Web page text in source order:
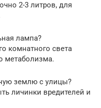
2-3 литров, для
лампа?
комнатного света
метаболизма.
землю с улицы?
личинки вредителей и